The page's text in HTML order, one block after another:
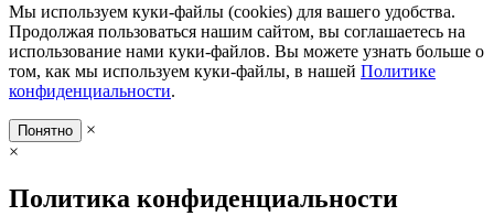
Мы используем куки-файлы (cookies) для вашего удобства.
Продолжая пользоваться нашим сайтом, вы соглашаетесь на
использование нами куки-файлов. Вы можете узнать больше о
том, как мы используем куки-файлы, в нашей Политике
конфиденциальности.
Понятно
×
×
Политика конфиденциальности